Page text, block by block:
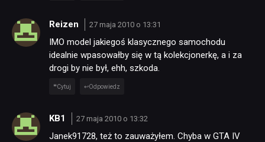
Reizen 27 maja 2010 o 13:31
IMO model jakiegoś klasycznego samochodu
idealnie wpasowałby się w tą kolekcjonerkę, a i za
drogi by nie był, ehh, szkoda.
Cytuj Odpowiedz
KB1 27 maja 2010 o 13:32
Janek91728, też to zauważyłem. Chyba w GTA IV